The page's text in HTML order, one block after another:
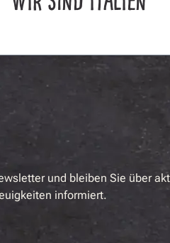
und bleiben Sie über
informiert.